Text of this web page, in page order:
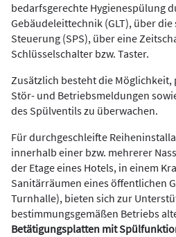
bedarfsgerechte Hygienespülung
Gebäudeleittechnik (GLT), über
Steuerung (SPS), über eine
Schlüsselschalter bzw. Taster.
Zusätzlich besteht die Möglichkeit,
Stör- und Betriebsmeldungen
des Spülventils zu überwachen.
Für durchgeschleifte
innerhalb einer bzw. mehrerer
der Etage eines Hotels, in einem
Sanitärräumen eines öffentlichen
Turnhalle), bieten sich zur
bestimmungsgemäßen Betriebs
Betätigungsplatten mit